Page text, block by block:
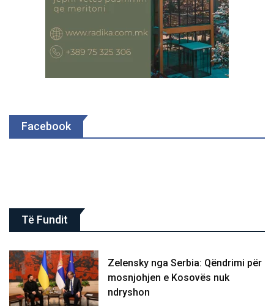
Facebook
Të Fundit
Zelensky nga Serbia: Qëndrimi për
mosnjohjen e Kosovës nuk
ndryshon